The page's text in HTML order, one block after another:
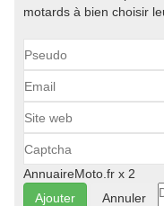
motards à bien choisir
AnnuaireMoto.fr x 2
Annuler